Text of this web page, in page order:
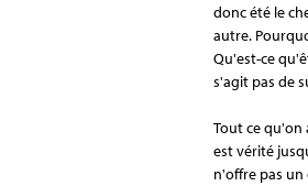
donc été le
autre.
Qu'est-ce
s'agit pas de
Tout ce qu'on
est vérité
n'offre pas un